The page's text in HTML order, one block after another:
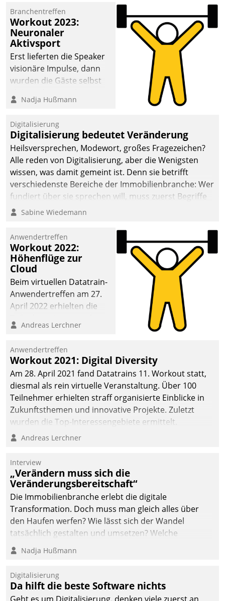
Mammutprojekte
meistern und Workloads
wuppen – bei zunehmend
anspruchsvollen
Aufgaben und
abnehmendem
Branchentreffen
Workout 2023:
Neuronaler
Aktivsport
Erst lieferten die Speaker
visionäre Impulse, dann
wurden die Gäste selbst
methodisch
Quartier. Dazwischen
zeigte Datatrain, was es
Neues zu bieten hat.
Nadja Hußmann
Digitalisierung
Digitalisierung bedeutet Veränderung
Heilsversprechen, Modewort, großes Fragezeichen?
Alle reden von Digitalisierung, aber die Wenigsten
wissen, was damit gemeint ist. Denn sie betrifft
verschiedenste Bereiche der Immobilienbranche: Wer
fundiert über sie sprechen will, muss zuerst Begriffe
klären. Ein Aspekt ist die betriebliche Optimierung:
Einsparungen durch optimierte und automatisierte
Prozesse. Doch man darf nicht zu viel erwarten: Allein
mit der Einführung einer neuen Software ist es nicht
getan. Die Digitalisierung erfordert von Unternehmen
die Bereitschaft, sich zu überprüfen, zu hinterfragen
und zu verändern.
Sabine Wiedemann
Anwendertreffen
Workout 2022:
Höhenflüge zur
Cloud
Beim virtuellen Datatrain-
Anwendertreffen am 27.
April 2022 erhielten die
Teilnehmer kurzweilige
Cloud-Strategien und -
Lösungen mit hohem
Zukunftspotenzial.
Andreas Lerchner
Anwendertreffen
Workout 2021: Digital Diversity
Am 28. April 2021 fand Datatrains 11. Workout statt,
diesmal als rein virtuelle Veranstaltung. Über 100
Teilnehmer erhielten straff organisierte Einblicke in
Zukunftsthemen und innovative Projekte. Zuletzt
wurden die Top-Interessengebiete ermittelt.
Andreas Lerchner
Interview
„Verändern muss sich die
Veränderungsbereitschaft“
Die Immobilienbranche erlebt die digitale
Transformation. Doch muss man gleich alles über
den Haufen werfen? Wie lässt sich der Wandel
tatsächlich gestalten und umsetzen? Welche
Argumente zählen wirklich?
Nadja Hußmann
Digitalisierung
Da hilft die beste Software nichts